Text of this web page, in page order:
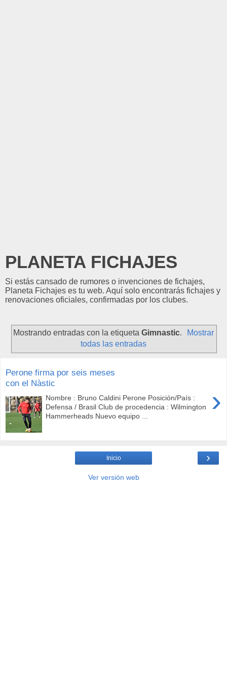
PLANETA FICHAJES
Si estás cansado de rumores o invenciones de fichajes,
Planeta Fichajes es tu web. Aquí solo encontrarás fichajes y
renovaciones oficiales, confirmadas por los clubes.
Mostrando entradas con la etiqueta Gimnastic.
Mostrar
todas las entradas
Perone firma por seis meses
con el Nàstic
›
Nombre : Bruno Caldini Perone Posición/País :
Defensa / Brasil Club de procedencia : Wilmington
Hammerheads Nuevo equipo ...
›
Inicio
Ver versión web